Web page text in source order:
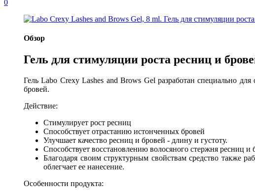
0
Обзор
Гель для стимуляции роста ресниц и
Гель Labo Crexy Lashes and Brows Gel разработан специально
бровей.
Действие:
Стимулирует рост ресниц
Способствует отрастанию истонченных бровей
Улучшает качество ресниц и бровей - длину и густоту.
Способствует восстановлению волосяного стержня ресниц и
Благодаря своим структурным свойствам средство также
облегчает ее нанесение.
Особенности продукта: